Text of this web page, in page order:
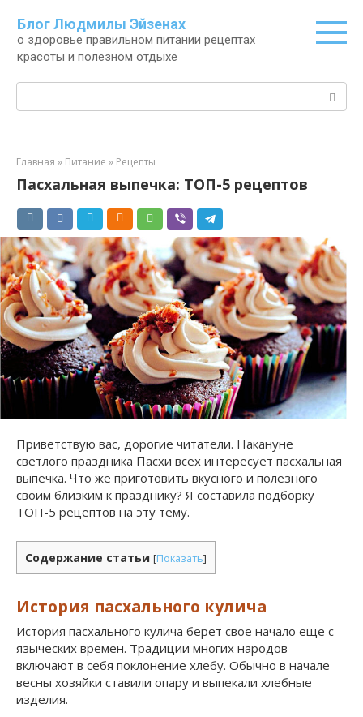
контенту
Блог Людмилы Эйзенах
о здоровье правильном питании рецептах
красоты и полезном отдыхе
Главная » Питание » Рецепты
Пасхальная выпечка: ТОП-5 рецептов
Приветствую вас, дорогие читатели. Накануне
светлого праздника Пасхи всех интересует пасхальная
выпечка. Что же приготовить вкусного и полезного
своим близким к празднику? Я составила подборку
ТОП-5 рецептов на эту тему.
Содержание статьи [Показать]
История пасхального кулича
История пасхального кулича берет свое начало еще с
языческих времен. Традиции многих народов
включают в себя поклонение хлебу. Обычно в начале
весны хозяйки ставили опару и выпекали хлебные
изделия.